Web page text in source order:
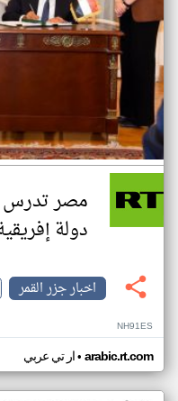
مصر تدرس
دولة
اخبار جزر القمر
NH91ES
ار تي عربي• arabic.rt.com